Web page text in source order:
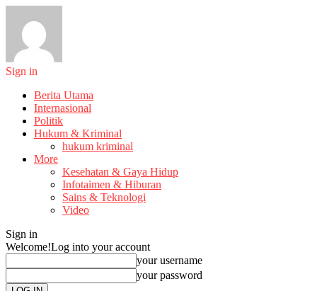
Sign in
Berita Utama
Internasional
Politik
Hukum & Kriminal
hukum kriminal
More
Kesehatan & Gaya Hidup
Infotaimen & Hiburan
Sains & Teknologi
Video
Sign in
Welcome!Log into your account
your username
your password